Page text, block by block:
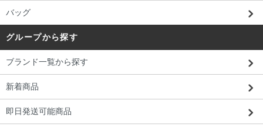
バッグ
グループから探す
ブランド一覧から探す
新着商品
即日発送可能商品